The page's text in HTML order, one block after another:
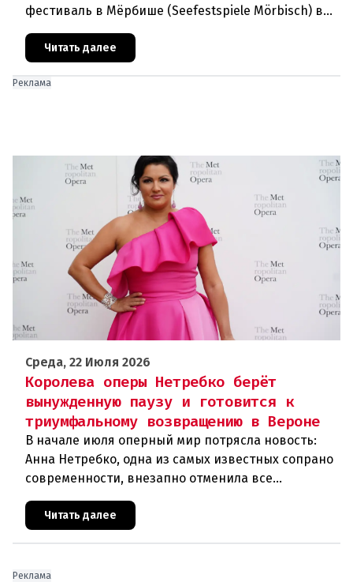
фестиваль в Мёрбише (Seefestspiele Mörbisch) в
очередной раз подтвердил свой
статусэкспериментальной и прогрессивной
Читать далее
Реклама
Среда, 22 Июля 2026
Королева оперы Нетребко берёт
вынужденную паузу и готовится к
триумфальному возвращению в Вероне
В начале июля оперный мир потрясла новость:
Анна Нетребко, одна из самых известных сопрано
современности, внезапно отменила все
запланированные выступления. Причиной стала
физическая и вокальная истощ
Читать далее
Реклама